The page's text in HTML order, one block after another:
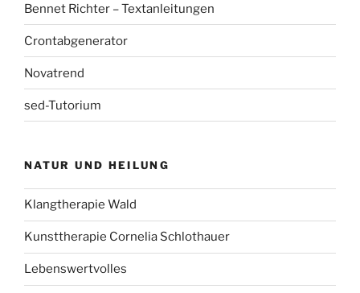
Bennet Richter – Textanleitungen
Crontabgenerator
Novatrend
sed-Tutorium
NATUR UND HEILUNG
Klangtherapie Wald
Kunsttherapie Cornelia Schlothauer
Lebenswertvolles